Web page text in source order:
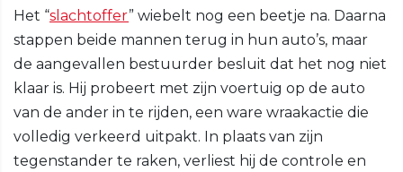
Het “slachtoffer” wiebelt nog een beetje na. Daarna
stappen beide mannen terug in hun auto’s, maar
de aangevallen bestuurder besluit dat het nog niet
klaar is. Hij probeert met zijn voertuig op de auto
van de ander in te rijden, een ware wraakactie die
volledig verkeerd uitpakt. In plaats van zijn
tegenstander te raken, verliest hij de controle en